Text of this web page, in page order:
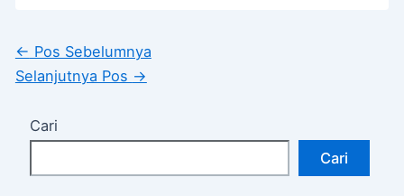
← Pos Sebelumnya
Selanjutnya Pos →
Cari
Cari